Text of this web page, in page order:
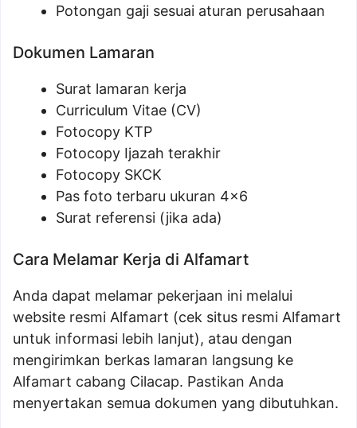
Potongan gaji sesuai aturan perusahaan
Dokumen Lamaran
Surat lamaran kerja
Curriculum Vitae (CV)
Fotocopy KTP
Fotocopy Ijazah terakhir
Fotocopy SKCK
Pas foto terbaru ukuran 4×6
Surat referensi (jika ada)
Cara Melamar Kerja di Alfamart
Anda dapat melamar pekerjaan ini melalui
website resmi Alfamart (cek situs resmi Alfamart
untuk informasi lebih lanjut), atau dengan
mengirimkan berkas lamaran langsung ke
Alfamart cabang Cilacap. Pastikan Anda
menyertakan semua dokumen yang dibutuhkan.